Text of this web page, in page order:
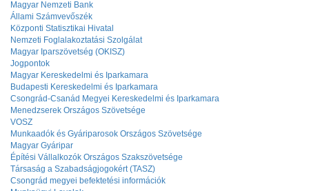
Magyar Nemzeti Bank
Állami Számvevőszék
Központi Statisztikai Hivatal
Nemzeti Foglalakoztatási Szolgálat
Magyar Iparszövetség (OKISZ)
Jogpontok
Magyar Kereskedelmi és Iparkamara
Budapesti Kereskedelmi és Iparkamara
Csongrád-Csanád Megyei Kereskedelmi és Iparkamara
Menedzserek Országos Szövetsége
VOSZ
Munkaadók és Gyáriparosok Országos Szövetsége
Magyar Gyáripar
Építési Vállalkozók Országos Szakszövetsége
Társaság a Szabadságjogokért (TASZ)
Csongrád megyei befektetési információk